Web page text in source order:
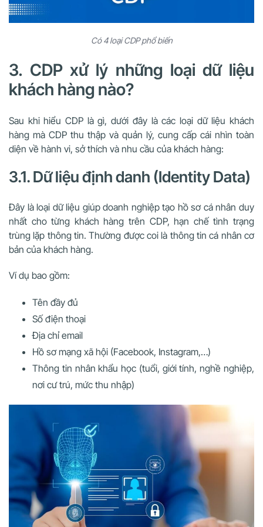
Có 4 loại CDP phổ biến
3. CDP xử lý những loại dữ liệu
khách hàng nào?
Sau khi hiểu CDP là gì, dưới đây là các loại dữ liệu khách
hàng mà CDP thu thập và quản lý, cung cấp cái nhìn toàn
diện về hành vi, sở thích và nhu cầu của khách hàng:
3.1. Dữ liệu định danh (Identity Data)
Đây là loại dữ liệu giúp doanh nghiệp tạo hồ sơ cá nhân duy
nhất cho từng khách hàng trên CDP, hạn chế tình trạng
trùng lặp thông tin. Thường được coi là thông tin cá nhân cơ
bản của khách hàng.
Ví dụ bao gồm:
Tên đầy đủ
Số điện thoại
Địa chỉ email
Hồ sơ mạng xã hội (Facebook, Instagram,…)
Thông tin nhân khẩu học (tuổi, giới tính, nghề nghiệp,
nơi cư trú, mức thu nhập)